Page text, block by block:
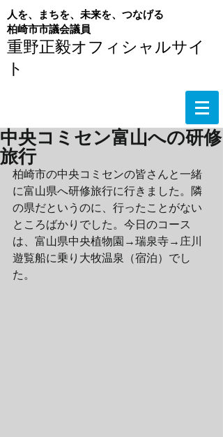
重野正毅オフィシャルサイ
ト
人を、まちを、未来を、つなげる
​柏崎市市議会議員
中央コミセン富山への研修
旅行
柏崎市の中央コミセンの皆さんと一緒
に富山県へ研修旅行に行きました。隣
の県だというのに、行ったことがない
ところばかりでした。今日のコース
は、富山県中央植物園→瑞泉寺→庄川
遊覧船に乗り大牧温泉（宿泊）でし
た。